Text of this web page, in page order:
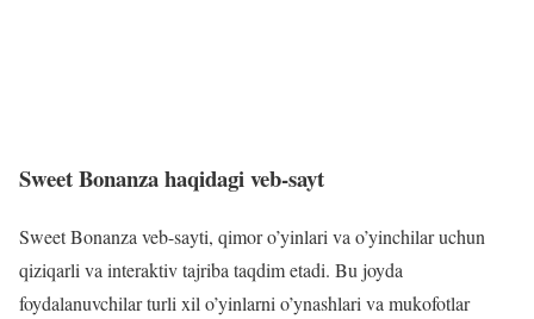
Sweet Bonanza haqidagi veb-sayt
Sweet Bonanza veb-sayti, qimor o’yinlari va o’yinchilar uchun
qiziqarli va interaktiv tajriba taqdim etadi. Bu joyda
foydalanuvchilar turli xil o’yinlarni o’ynashlari va mukofotlar